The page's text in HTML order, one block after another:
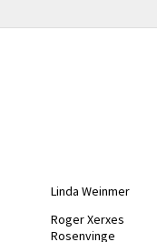
Linda Weinmer
Roger Xerxes
Rosenvinge